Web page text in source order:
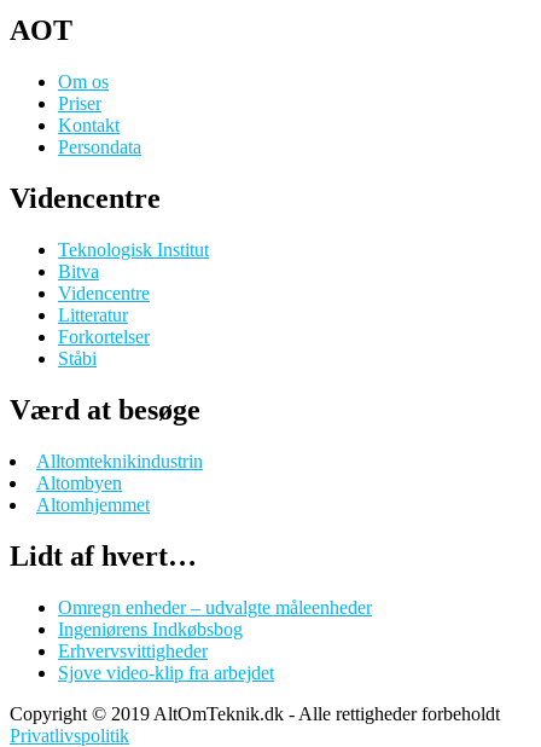
AOT
Om os
Priser
Kontakt
Persondata
Videncentre
Teknologisk Institut
Bitva
Videncentre
Litteratur
Forkortelser
Ståbi
Værd at besøge
Alltomteknikindustrin
Altombyen
Altomhjemmet
Lidt af hvert…
Omregn enheder – udvalgte måleenheder
Ingeniørens Indkøbsbog
Erhvervsvittigheder
Sjove video-klip fra arbejdet
Copyright © 2019 AltOmTeknik.dk - Alle rettigheder forbeholdt
Privatlivspolitik